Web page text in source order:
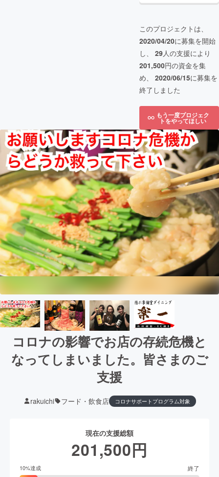
このプロジェクトは、
2020/04/20に募集を開始
し、 29人の支援により
201,500円の資金を集
め、 2020/06/15に募集を
終了しました
もう一度プロジェク
トをやってほしい
コロナの影響でお店の存続危機と
なってしまいました。皆さまのご
支援
rakuichi フード・飲食店 コロナサポートプログラム対象
現在の支援総額
201,500円
10%達成 終了